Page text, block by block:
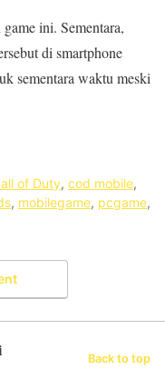
ini. Sementara,
di smartphone
sementara waktu meski
of Duty, cod mobile,
, mobilegame, pcgame,
Back to top